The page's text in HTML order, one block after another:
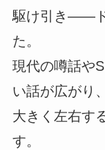
駆け引き――ド
た。
現代の噂話や
い話が広がり
大きく左右す
す。